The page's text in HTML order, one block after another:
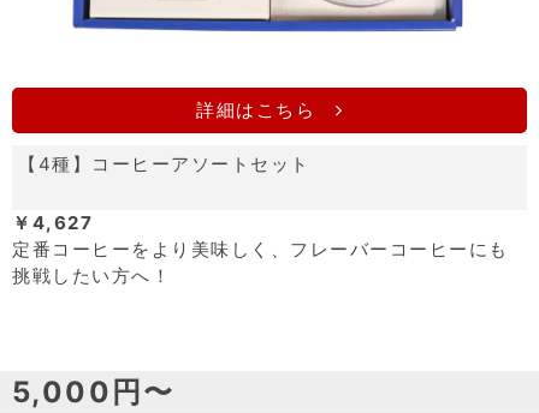
詳細はこちら
【4種】コーヒーアソートセット
￥4,627
定番コーヒーをより美味しく、フレーバーコーヒーにも
挑戦したい方へ！
5,000円〜